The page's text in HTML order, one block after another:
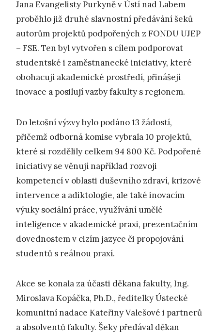
Jana Evangelisty Purkyně v Ústí nad Labem
proběhlo již druhé slavnostní předávání šeků
autorům projektů podpořených z FONDU UJEP
– FSE. Ten byl vytvořen s cílem podporovat
studentské i zaměstnanecké iniciativy, které
obohacují akademické prostředí, přinášejí
inovace a posilují vazby fakulty s regionem.
Do letošní výzvy bylo podáno 13 žádostí,
přičemž odborná komise vybrala 10 projektů,
které si rozdělily celkem 94 800 Kč. Podpořené
iniciativy se věnují například rozvoji
kompetencí v oblasti duševního zdraví, krizové
intervence a adiktologie, ale také inovacím
výuky sociální práce, využívání umělé
inteligence v akademické praxi, prezentačním
dovednostem v cizím jazyce či propojování
studentů s reálnou praxí.
Akce se konala za účasti děkana fakulty, Ing.
Miroslava Kopáčka, Ph.D., ředitelky Ústecké
komunitní nadace Kateřiny Valešové i partnerů
a absolventů fakulty. Šeky předával děkan